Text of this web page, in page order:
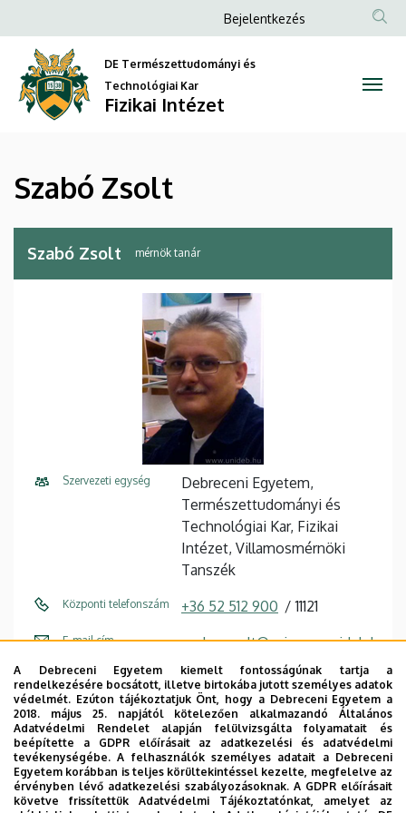
Zsolt
Fizikai
Intézet
a
tartalomra
Anonim
fiók
menüje
Bejelentkezés
DE Természettudományi és
Technológiai Kar
Fizikai Intézet
Szabó Zsolt
Szabó Zsolt mérnök tanár
Szervezeti egység
Debreceni Egyetem,
Természettudományi és
Technológiai Kar, Fizikai
Intézet, Villamosmérnöki
Tanszék
Központi telefonszám +36 52 512 900 11121
E-mail cím
szabo.zsolt@science.unideb.h
u, szs@tigris.unideb.hu
Fax +36 52 509 258 / 11155
Cím 4026 Debrecen, Bem tér 18.
Épület Fizikai Intézet I. épület
Emelet, ajtó földszint, U4 (oktatói szoba)
A Debreceni Egyetem kiemelt fontosságúnak tartja a
rendelkezésére bocsátott, illetve birtokába jutott személyes adatok
védelmét. Ezúton tájékoztatjuk Önt, hogy a Debreceni Egyetem a
2018. május 25. napjától kötelezően alkalmazandó Általános
Adatvédelmi Rendelet alapján felülvizsgálta folyamatait és
beépítette a GDPR előírásait az adatkezelési és adatvédelmi
tevékenységébe. A felhasználók személyes adatait a Debreceni
Egyetem korábban is teljes körültekintéssel kezelte, megfelelve az
érvényben lévő adatkezelési szabályozásoknak. A GDPR előírásait
követve frissítettük Adatvédelmi Tájékoztatónkat, amelyet az